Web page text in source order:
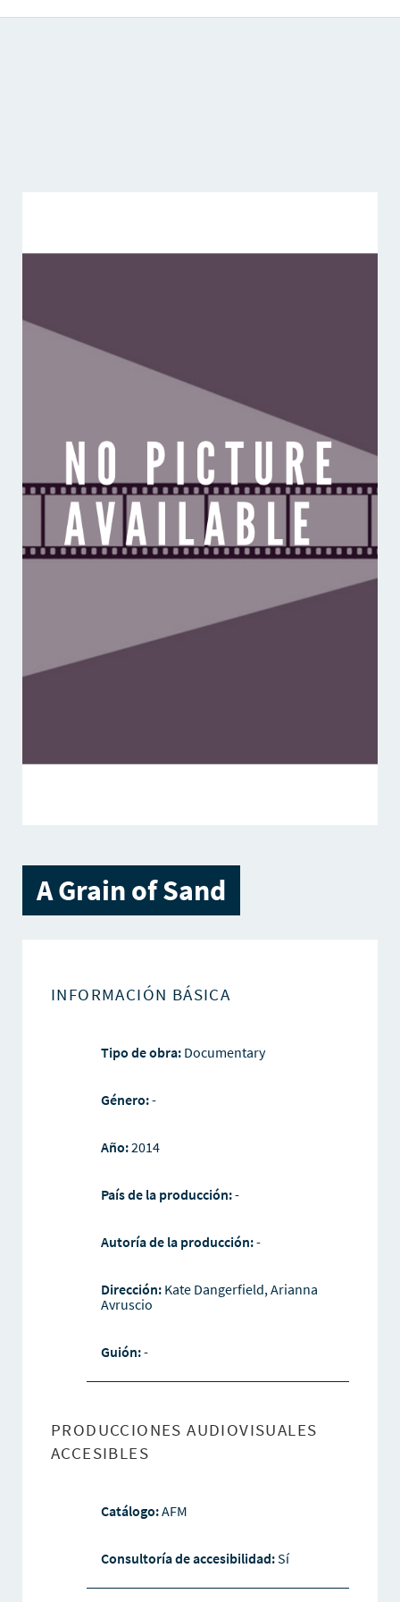
A Grain of Sand
INFORMACIÓN BÁSICA
Tipo de obra:Documentary
Género:-
Año:2014
País de la producción:-
Autoría de la producción:-
Dirección: Kate Dangerfield, Arianna
Avruscio
Guión:-
PRODUCCIONES AUDIOVISUALES
ACCESIBLES
Catálogo:AFM
Consultoría de accesibilidad:Sí